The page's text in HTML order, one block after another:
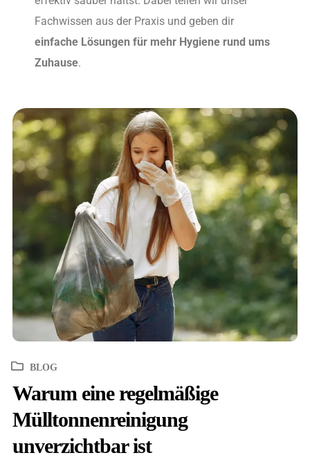
Fachwissen aus der Praxis und geben dir
einfache Lösungen für mehr Hygiene rund ums
Zuhause.
BLOG
Warum eine regelmäßige
Mülltonnenreinigung
unverzichtbar ist